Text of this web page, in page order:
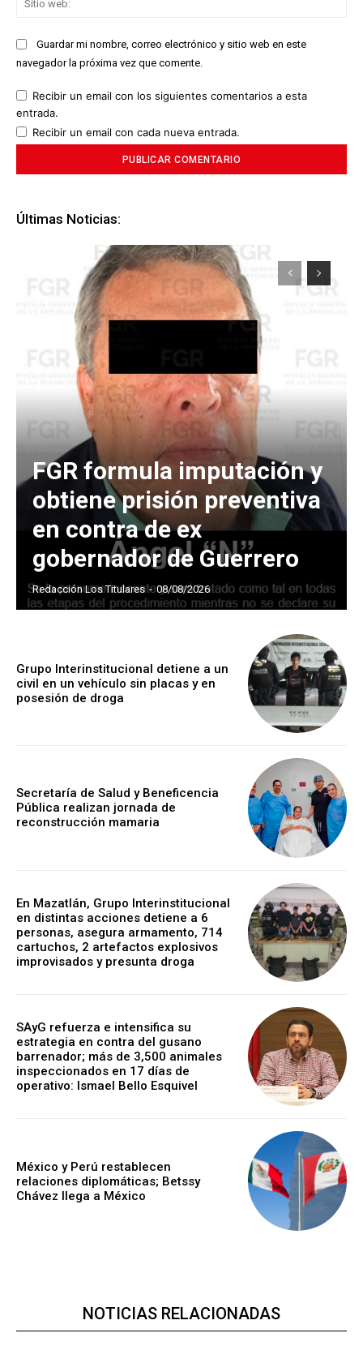
Guardar mi nombre, correo electrónico y sitio web en este
navegador la próxima vez que comente.
Recibir un email con los siguientes comentarios a esta
entrada.
Recibir un email con cada nueva entrada.
Últimas Noticias:
FGR formula imputación y
obtiene prisión preventiva
en contra de ex
gobernador de Guerrero
Redacción Los Titulares - 08/08/2026
Grupo Interinstitucional detiene a un
civil en un vehículo sin placas y en
posesión de droga
Secretaría de Salud y Beneficencia
Pública realizan jornada de
reconstrucción mamaria
En Mazatlán, Grupo Interinstitucional
en distintas acciones detiene a 6
personas, asegura armamento, 714
cartuchos, 2 artefactos explosivos
improvisados y presunta droga
SAyG refuerza e intensifica su
estrategia en contra del gusano
barrenador; más de 3,500 animales
inspeccionados en 17 días de
operativo: Ismael Bello Esquivel
México y Perú restablecen
relaciones diplomáticas; Betssy
Chávez llega a México
NOTICIAS RELACIONADAS